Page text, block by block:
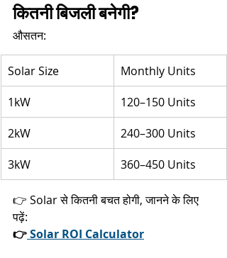
कितनी बिजली बनेगी?
औसतन:
Solar Size
Monthly Units
1kW
120–150 Units
2kW
240–300 Units
3kW
360–450 Units
👉 Solar से कितनी बचत होगी, जानने के लिए
पढ़ें:
👉 Solar ROI Calculator